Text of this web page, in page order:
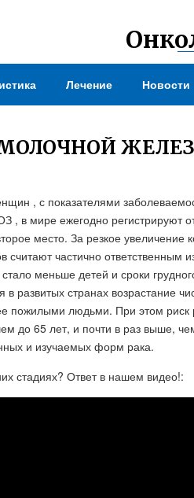
Лечение Новости
, с показателями
, в мире ежегодно регистрируют
место. За резкое увеличение
считают частично ответственным
меньше детей и сроки
странах возрастание
пожилыми людьми. При этом риск
до 65 лет, и почти в раз выше,
и изучаемых форм рака.
стадиях? Ответ в нашем видео!: